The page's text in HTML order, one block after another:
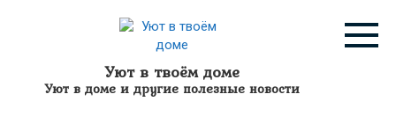
Уют в твоём доме
Уют в доме и другие полезные новости